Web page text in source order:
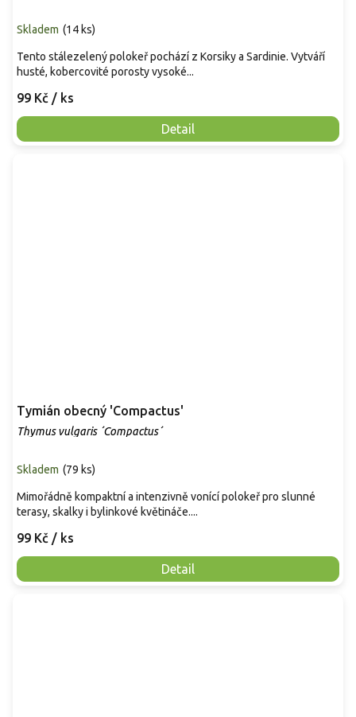
Skladem (14 ks)
99 Kč / ks
Detail
Tento stálezelený polokeř pochází z Korsiky a Sardinie. Vytváří
husté, kobercovité porosty vysoké...
Tymián obecný 'Compactus'
Thymus vulgaris ´Compactus´
Skladem (79 ks)
99 Kč / ks
Detail
Mimořádně kompaktní a intenzivně vonící polokeř pro slunné
terasy, skalky i bylinkové květináče....